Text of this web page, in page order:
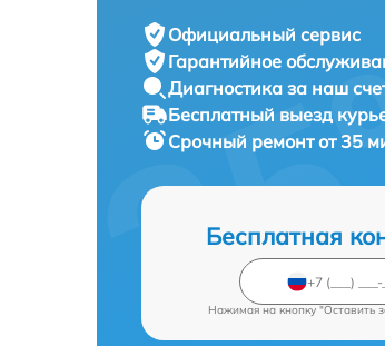
Официальный сервис
Гарантийное
Диагностика за наш
Бесплатный выезд
Срочный ремонтот 35
Бесплатная
Нажимая на кнопку "Оставить